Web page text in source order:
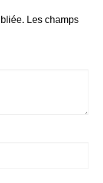
Les champs